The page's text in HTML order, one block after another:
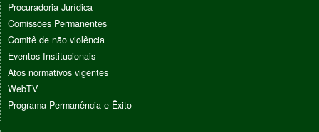
Procuradoria Jurídica
Comissões Permanentes
Comitê de não violência
Eventos Institucionais
Atos normativos vigentes
WebTV
Programa Permanência e Êxito